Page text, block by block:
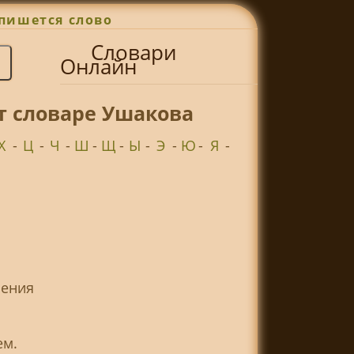
слово
Словари
Онлайн
словаре Ушакова
- Ц - Ч - Ш - Щ- Ы - Э - Ю- Я -